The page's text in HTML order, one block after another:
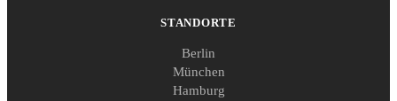
STANDORTE
Berlin
München
Hamburg